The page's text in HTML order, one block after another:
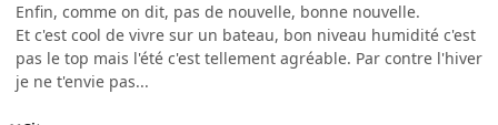
Enfin, comme on dit, pas de nouvelle, bonne nouvelle.
Et c'est cool de vivre sur un bateau, bon niveau humidité c'est
pas le top mais l'été c'est tellement agréable. Par contre l'hiver
je ne t'envie pas...